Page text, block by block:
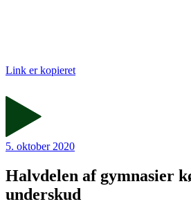
Link er kopieret
5. oktober 2020
Halvdelen af gymnasier
underskud